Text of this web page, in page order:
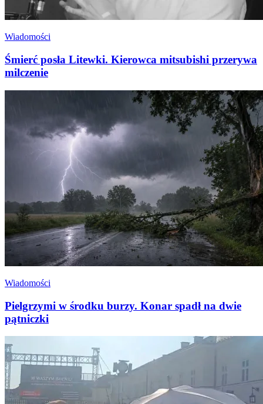
Wiadomości
Śmierć posła Litewki. Kierowca mitsubishi przerywa
milczenie
Wiadomości
Pielgrzymi w środku burzy. Konar spadł na dwie
pątniczki